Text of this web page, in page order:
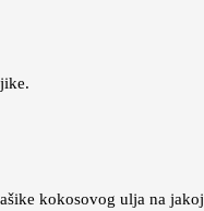
kokosovog ulja na